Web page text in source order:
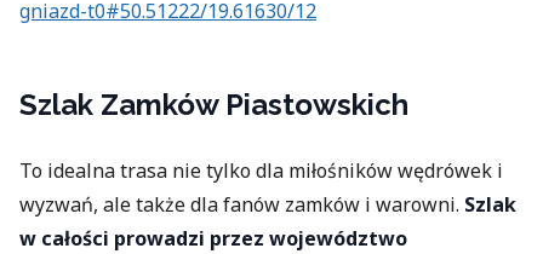
gniazd-t0#50.51222/19.61630/12
Szlak Zamków Piastowskich
To idealna trasa nie tylko dla miłośników wędrówek i
wyzwań, ale także dla fanów zamków i warowni. Szlak
w całości prowadzi przez województwo